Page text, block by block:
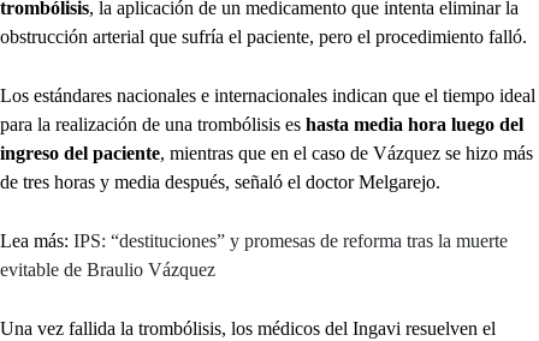
trombólisis, la aplicación de un medicamento que intenta eliminar la
obstrucción arterial que sufría el paciente, pero el procedimiento falló.
Los estándares nacionales e internacionales indican que el tiempo ideal
para la realización de una trombólisis es hasta media hora luego del
ingreso del paciente, mientras que en el caso de Vázquez se hizo más
de tres horas y media después, señaló el doctor Melgarejo.
Lea más: IPS: “destituciones” y promesas de reforma tras la muerte
evitable de Braulio Vázquez
Una vez fallida la trombólisis, los médicos del Ingavi resuelven el